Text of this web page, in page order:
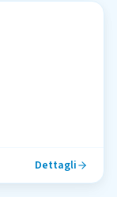
Dettagli